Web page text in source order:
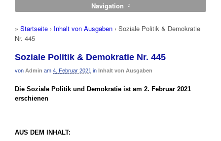
Navigation
» Startseite › Inhalt von Ausgaben › Soziale Politik & Demokratie
Nr. 445
Soziale Politik & Demokratie Nr. 445
von Admin am 4. Februar 2021 in Inhalt von Ausgaben
Die Soziale Politik und Demokratie ist am 2. Februar 2021
erschienen
AUS DEM INHALT: